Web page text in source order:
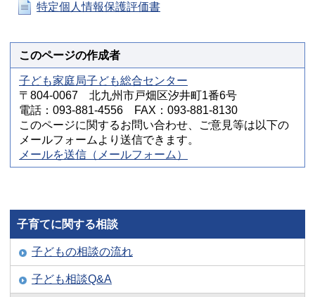
特定個人情報保護評価書
このページの作成者
子ども家庭局子ども総合センター
〒804-0067 北九州市戸畑区汐井町1番6号
電話：093-881-4556 FAX：093-881-8130
このページに関するお問い合わせ、ご意見等は以下の
メールフォームより送信できます。
メールを送信（メールフォーム）
子育てに関する相談
子どもの相談の流れ
子ども相談Q&A